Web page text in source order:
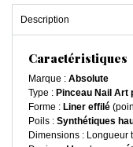
Description
Caractéristiques
Marque : Absolute
Type : Pinceau Nail Art
Forme : Liner effilé
Poils : Synthétiques
Dimensions : Longueur